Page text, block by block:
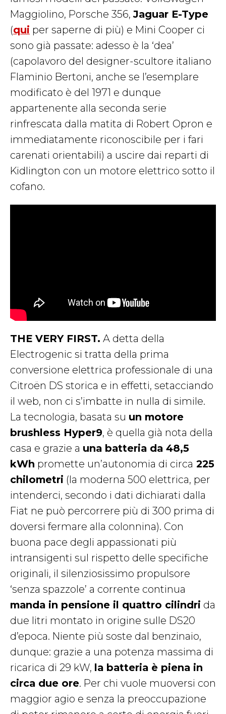
Maggiolino, Porsche 356,Jaguar E-Type
(qui per saperne di più) e Mini Cooper ci
sono già passate: adesso è la ‘dea’
(capolavoro del designer-scultore italiano
Flaminio Bertoni, anche se l’esemplare
modificato è del 1971 e dunque
appartenente alla seconda serie
rinfrescata dalla matita di Robert Opron e
immediatamente riconoscibile per i fari
carenati orientabili) a uscire dai reparti di
Kidlington con un motore elettrico sotto il
cofano.
THE VERY FIRST. A detta della
Electrogenic si tratta della prima
conversione elettrica professionale di una
Citroën DS storica e in effetti, setacciando
il web, non ci s’imbatte in nulla di simile.
La tecnologia, basata su un motore
brushless Hyper9, è quella già nota della
casa e grazie a una batteria da 48,5
kWh promette un’autonomia di circa 225
chilometri (la moderna 500 elettrica, per
intenderci, secondo i dati dichiarati dalla
Fiat ne può percorrere più di 300 prima di
doversi fermare alla colonnina). Con
buona pace degli appassionati più
intransigenti sul rispetto delle specifiche
originali, il silenziosissimo propulsore
‘senza spazzole’ a corrente continua
manda in pensione il quattro cilindri da
due litri montato in origine sulle DS20
d’epoca. Niente più soste dal benzinaio,
dunque: grazie a una potenza massima di
ricarica di 29 kW, la batteria è piena in
circa due ore. Per chi vuole muoversi con
maggior agio e senza la preoccupazione